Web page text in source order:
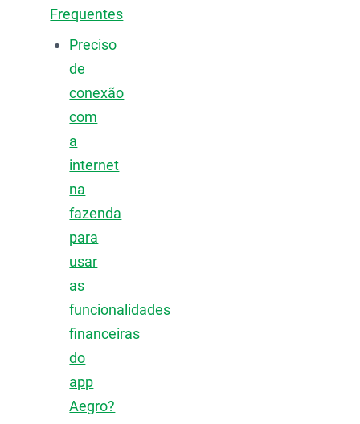
Frequentes
Preciso
de
conexão
com
a
internet
na
fazenda
para
usar
as
funcionalidades
financeiras
do
app
Aegro?